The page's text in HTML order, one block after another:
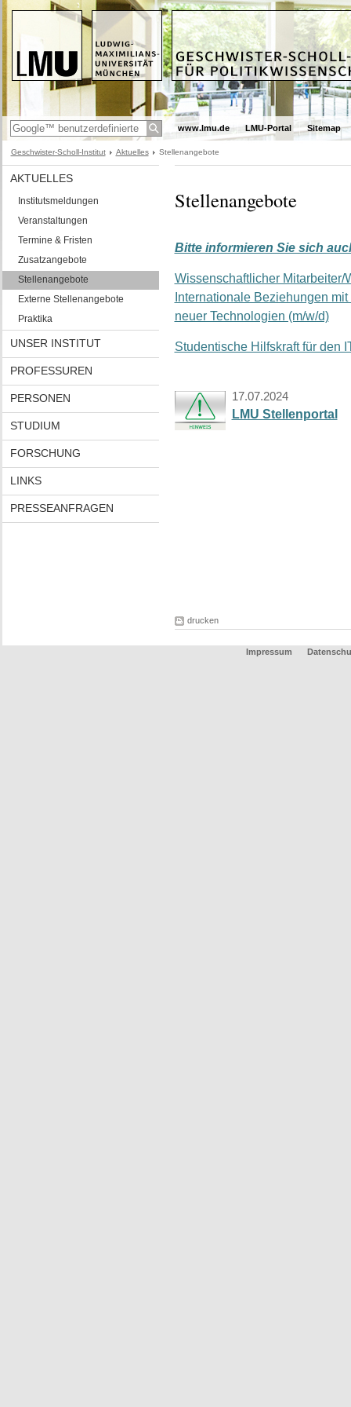
www.lmu.de LMU-Portal Sitemap
Geschwister-Scholl-Institut Aktuelles Stellenangebote
AKTUELLES
Institutsmeldungen
Veranstaltungen
Termine & Fristen
Zusatzangebote
Stellenangebote
Externe Stellenangebote
Praktika
UNSER INSTITUT
PROFESSUREN
PERSONEN
STUDIUM
FORSCHUNG
LINKS
PRESSEANFRAGEN
Stellenangebote
Bitte informieren Sie sich
Wissenschaftlicher
Internationale Beziehungen
neuer Technologien (m/w/d)
Studentische Hilfskraft für den
17.07.2024
LMU Stellenportal
drucken
Impressum